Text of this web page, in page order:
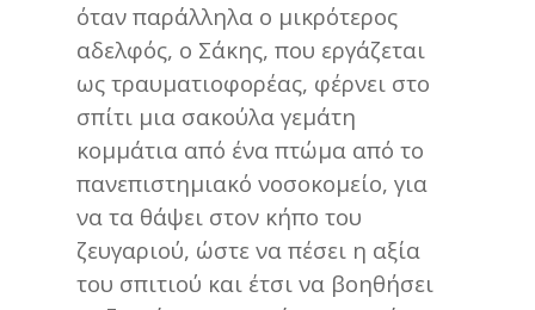
όταν παράλληλα ο μικρότερος
αδελφός, ο Σάκης, που εργάζεται
ως τραυματιοφορέας, φέρνει στο
σπίτι μια σακούλα γεμάτη
κομμάτια από ένα πτώμα από το
πανεπιστημιακό νοσοκομείο, για
να τα θάψει στον κήπο του
ζευγαριού, ώστε να πέσει η αξία
του σπιτιού και έτσι να βοηθήσει